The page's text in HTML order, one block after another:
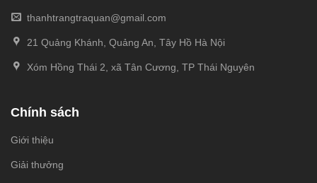
thanhtrangtraquan@gmail.com
21 Quảng Khánh, Quảng An, Tây Hồ Hà Nội
Xóm Hồng Thái 2, xã Tân Cương, TP Thái Nguyên
Chính sách
Giới thiệu
Giải thưởng